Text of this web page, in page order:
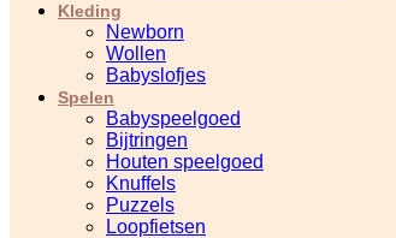
Kleding
Newborn
Wollen
Babyslofjes
Spelen
Babyspeelgoed
Bijtringen
Houten speelgoed
Knuffels
Puzzels
Loopfietsen